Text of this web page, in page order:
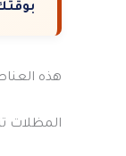
هذه
المظلات